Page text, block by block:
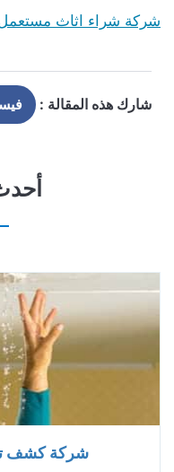
شركة شراء اثاث مستعمل
شارك هذه المقالة :
شركة كشف